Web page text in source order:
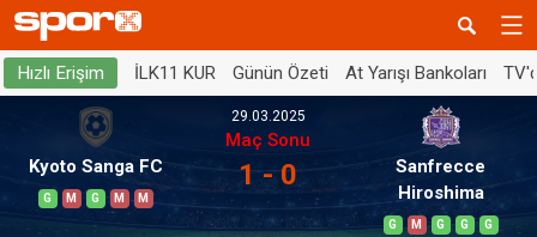
Hızlı Erişim İLK11 KUR Günün Özeti At Yarışı Bankoları
Kyoto Sanga FC
G M G M M
29.03.2025
Maç Sonu
1 - 0
Sanfrecce
Hiroshima
G M G G G